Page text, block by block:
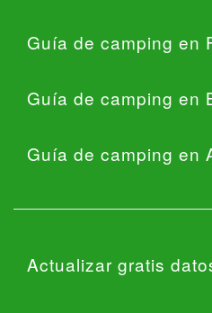
Guía de camping en
Guía de camping en
Guía de camping en
Actualizar gratis